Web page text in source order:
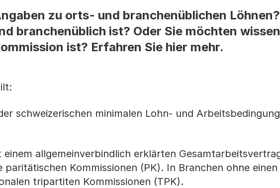
zu orts- und branchenüblichen
branchenüblich ist? Oder Sie möchten
ist? Erfahren Sie hier mehr.
schweizerischen minimalen Lohn- und
einem allgemeinverbindlich erklärten
paritätischen Kommissionen (PK). In Branchen ohne einen
tripartiten Kommissionen (TPK).